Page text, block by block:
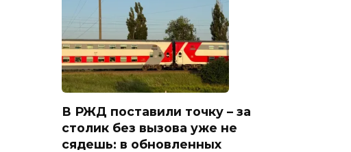
В РЖД поставили точку – за
столик без вызова уже не
сядешь: в обновленных